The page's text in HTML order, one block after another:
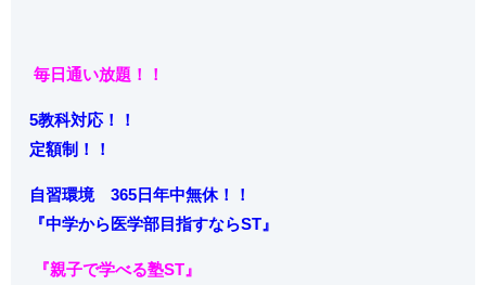
毎日通い放題！！
5教科対応！！
定額制！！
自習環境 365日年中無休！！
『中学から医学部目指すならST』
『親子で学べる塾ST』